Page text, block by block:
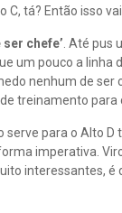
C, tá? Então isso
chefe’ . Até pus
um pouco a linha
nenhum de ser
treinamento para
serve para o Alto
imperativa.
interessantes,